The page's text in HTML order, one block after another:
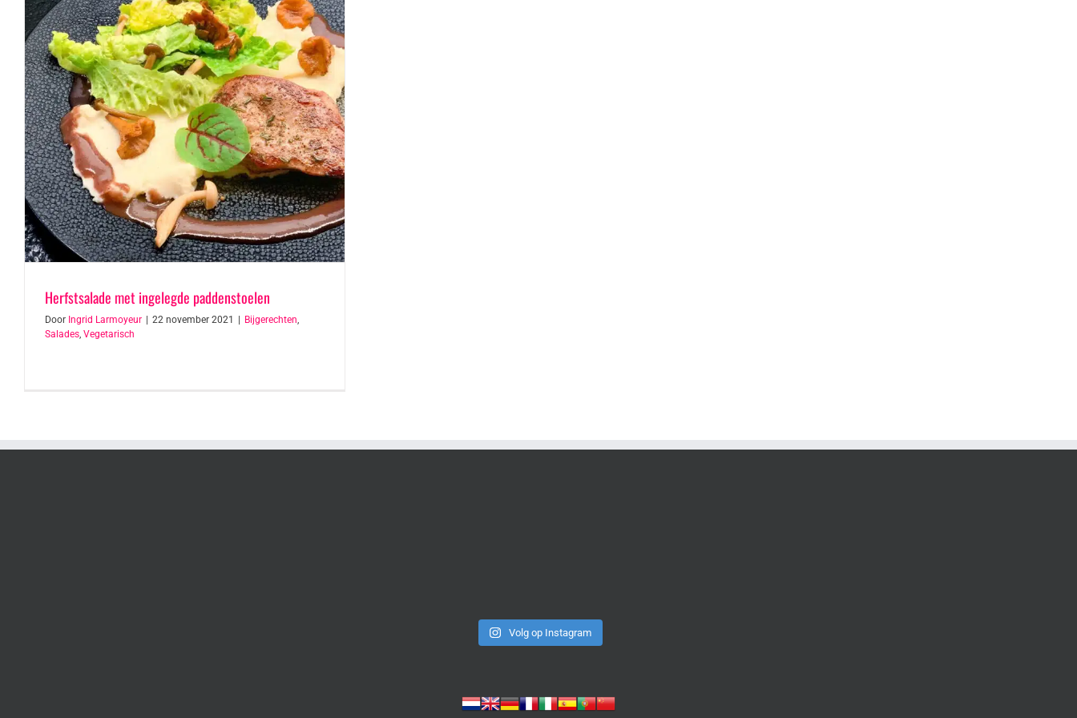
Herfstsalade met ingelegde paddenstoelen
Door Ingrid Larmoyeur 22 november 2021 Bijgerechten,
Salades, Vegetarisch
Volg op Instagram